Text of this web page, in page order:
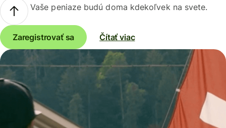
Vaše peniaze budú doma kdekoľvek na svete.
Zaregistrovať sa Čítať viac